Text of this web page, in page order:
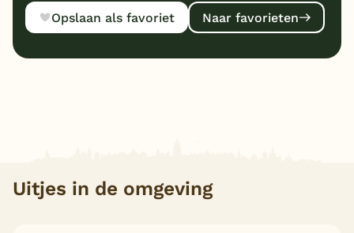
Opslaan als favoriet Naar favorieten
Uitjes in de omgeving